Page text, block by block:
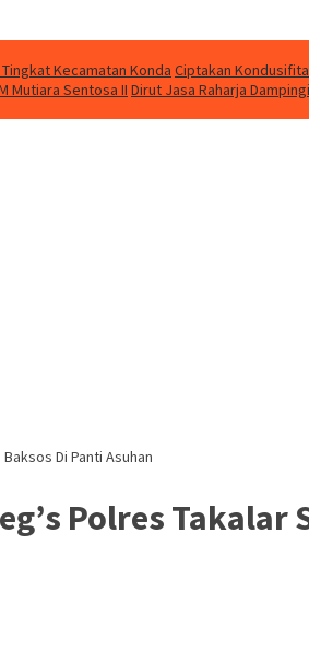
Kecamatan Konda Ciptakan
Mutiara Sentosa II Dirut Jasa Raharja
Di Panti Asuhan
Polres